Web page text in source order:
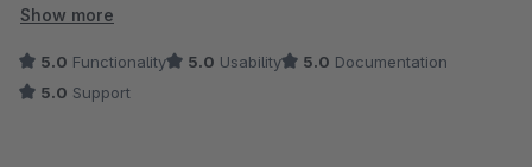
spezifischen Fragen immer kompetent an unserer Seite und
Show more
5.0 Functionality 5.0 Usability 5.0 Documentation
5.0 Support